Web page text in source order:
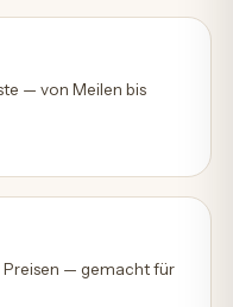
— von Meilen bis
Preisen — gemacht für